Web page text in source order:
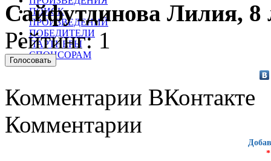
ПОИСК
ПРОИЗВЕДЕНИЙ
ПОБЕДИТЕЛИ
ПАРТНЕРЫ
СПОНСОРАМ
Сайфутдинова Лилия, 8
Рейтинг: 1
Комментарии ВКонтакте
Комментарии
*